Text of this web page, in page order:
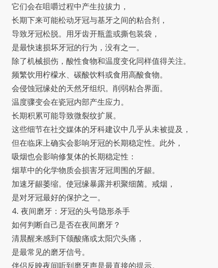
它们会在咀嚼过程中产生拉拔力，
长期下来可能松动牙冠与基牙之间的粘合剂，
导致牙冠松脱。用牙齿开瓶盖或撕包装袋，
是最快速损坏牙冠的行为，没有之一。
除了机械损伤，酸性食物和温度变化同样值得关注。
频繁饮用柠檬水、碳酸饮料或食用高酸食物。
会侵蚀冠缘处的天然牙组织。削弱粘合界面。
温度骤变会在瓷冠内部产生应力。
长期积累可能导致微裂纹扩展。
这些细节在社交媒体的牙科建议中几乎从未被提及，
但在临床上确实会影响牙冠的长期稳定性。此外，
吸烟也会影响修复体的长期稳定性：
烟草中的化学物质会损害牙冠周围的牙龈。
加速牙龈萎缩。使冠缘暴露并积聚细菌。戒烟，
是对牙冠最好的保护之一。
4. 夜间磨牙：牙冠的头号隐形杀手
如何判断自己是否在夜间磨牙？
清晨醒来感到下颌酸痛或太阳穴头痛，
是最常见的磨牙信号。
伴侣反映夜间听到磨牙声是最直接的提示。